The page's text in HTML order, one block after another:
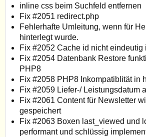
inline css beim Suchfeld entfernen
Fix #2051 redirect.php
Fehlerhafte Umleitung, wenn für
hinterlegt wurde.
Fix #2052 Cache id nicht eindeutig
Fix #2054 Datenbank Restore
PHP8
Fix #2058 PHP8 Inkompatiblität in
Fix #2059 Liefer-/ Leistungsdatum
Fix #2061 Content für Newsletter
gespeichert
Fix #2063 Boxen last_viewed und
performant und schlüssig